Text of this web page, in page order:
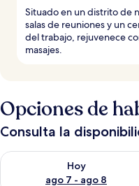
Situado en un distrito de
salas de reuniones y un
del trabajo, rejuvenece
masajes.
Opciones de
Consulta la
Hoy
ago 7 - ago 8
Consulta la disponibilidad